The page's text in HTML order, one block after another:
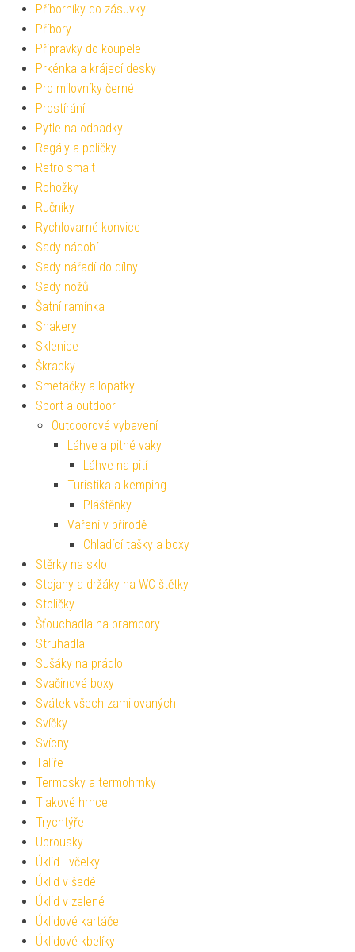
Příborníky do zásuvky
Příbory
Přípravky do koupele
Prkénka a krájecí desky
Pro milovníky černé
Prostírání
Pytle na odpadky
Regály a poličky
Retro smalt
Rohožky
Ručníky
Rychlovarné konvice
Sady nádobí
Sady nářadí do dílny
Sady nožů
Šatní ramínka
Shakery
Sklenice
Škrabky
Smetáčky a lopatky
Sport a outdoor
Outdoorové vybavení
Láhve a pitné vaky
Láhve na pití
Turistika a kemping
Pláštěnky
Vaření v přírodě
Chladící tašky a boxy
Stěrky na sklo
Stojany a držáky na WC štětky
Stoličky
Šťouchadla na brambory
Struhadla
Sušáky na prádlo
Svačinové boxy
Svátek všech zamilovaných
Svíčky
Svícny
Talíře
Termosky a termohrnky
Tlakové hrnce
Trychtýře
Ubrousky
Úklid - včelky
Úklid v šedé
Úklid v zelené
Úklidové kartáče
Úklidové kbelíky